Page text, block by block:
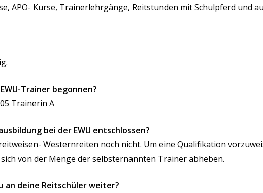
APO- Kurse, Trainerlehrgänge, Reitstunden mit Schulpferd und
.
Trainer begonnen?
Trainerin A
bei der EWU entschlossen?
Westernreiten noch nicht. Um eine Qualifikation
von der Menge der selbsternannten Trainer abheben.
an deine Reitschüler weiter?